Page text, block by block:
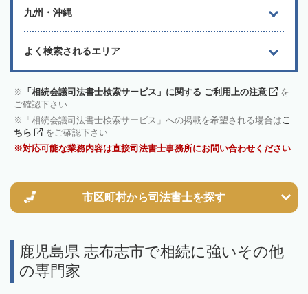
九州・沖縄
よく検索されるエリア
「相続会議司法書士検索サービス」に関する ご利用上の注意
を
ご確認下さい
「相続会議司法書士検索サービス」への掲載を希望される場合はこ
ちら
をご確認下さい
対応可能な業務内容は直接司法書士事務所にお問い合わせください
市区町村から司法書士を探す
鹿児島県 志布志市で相続に強いその他
の専門家